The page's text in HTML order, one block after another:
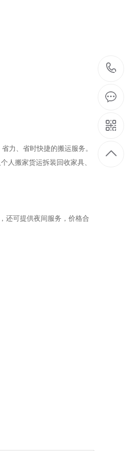
力、省时快捷的搬运服务。
人搬家货运拆装回收家具、
还可提供夜间服务，价格合